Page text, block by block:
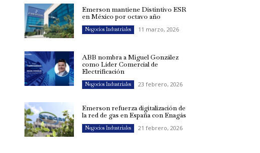
Emerson mantiene Distintivo ESR
en México por octavo año
Negocios Industriales 11 marzo, 2026
ABB nombra a Miguel González
como Líder Comercial de
Electrificación
Negocios Industriales 23 febrero, 2026
Emerson refuerza digitalización de
la red de gas en España con Enagás
Negocios Industriales 21 febrero, 2026